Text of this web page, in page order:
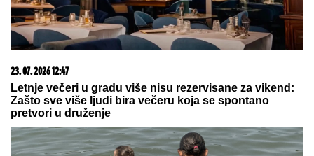
"DOLAZILA JE KOD NJEGA"Aneli Ahmić DOBILA
niko neće saznati: "SVE DOĐE DO MENE!"
Sa koliko partnera ste SPAVALI?
Novo istraživanje otkriva šta vaša
INTIMNA PROŠLOST govori o vama